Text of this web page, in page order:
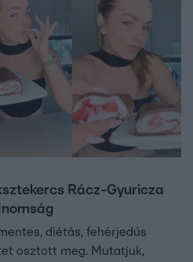
Rácz-Gyuricza
diétás, fehérjedús
osztott meg. Mutatjuk,